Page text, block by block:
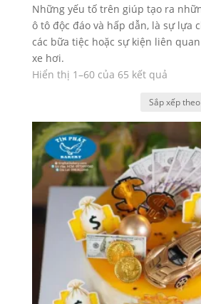
Những yếu tố trên giúp tạo ra
ô tô độc đáo và hấp dẫn, là sự lựa
các bữa tiệc hoặc sự kiện liên
xe hơi.
Hiển thị 1–60 của 65 kết quảĐã
xếp
theo
độ
phổ
biến